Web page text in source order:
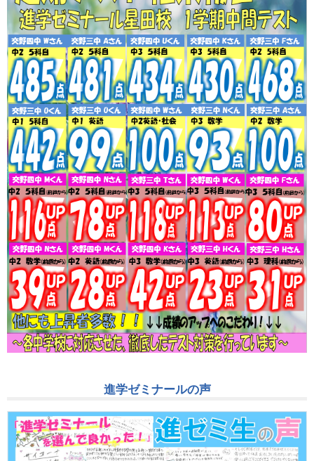
進学ゼミナールの声